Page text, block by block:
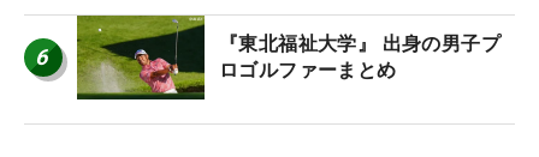
6
『東北福祉大学』 出身の男子プ
ロゴルファーまとめ